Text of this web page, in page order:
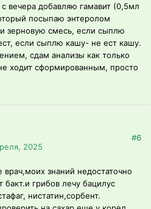
вечера добавляю гамавит (0,5мл
посыпаю энтеролом
зерновую смесь, если сыплю
если сыплю кашу- не ест кашу.
сдам анализы как только
ходит сформированным, просто
2025
#6
врач,моих знаний недостаточно
бакт.и грибов лечу бацилус
нистатин,сорбент.